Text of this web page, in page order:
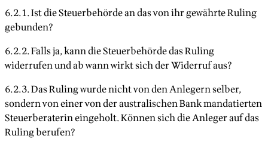
6.2.1. Ist die Steuerbehörde an das von ihr gewährte Ruling
gebunden?
6.2.2. Falls ja, kann die Steuerbehörde das Ruling
widerrufen und ab wann wirkt sich der Widerruf aus?
6.2.3. Das Ruling wurde nicht von den Anlegern selber,
sondern von einer von der australischen Bank mandatierten
Steuerberaterin eingeholt. Können sich die Anleger auf das
Ruling berufen?